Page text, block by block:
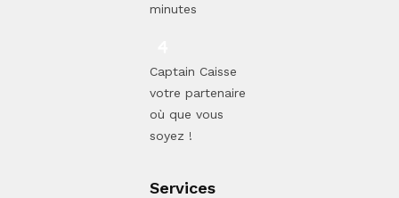
minutes
Captain Caisse
votre partenaire
où que vous
soyez !
Services